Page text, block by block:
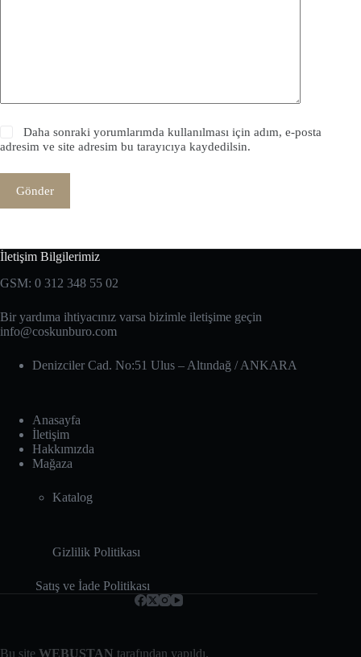
Daha sonraki yorumlarımda kullanılması için adım, e-posta
adresim ve site adresim bu tarayıcıya kaydedilsin.
Gönder
İletişim Bilgilerimiz
GSM: 0 312 348 55 02
Bir yardıma ihtiyacınız varsa bizimle iletişime geçin
info@coskunburo.com
Denizciler Cad. No:51 Ulus – Altındağ‎ / ANKARA
Anasayfa
İletişim
Hakkımızda
Mağaza
Katalog
Gizlilik Politikası
Satış ve İade Politikası
Bu site WEBUSTAN tarafından yapıldı.